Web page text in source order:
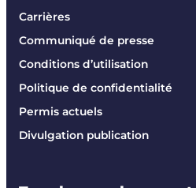
Carrières
Communiqué de presse
Conditions d’utilisation
Politique de confidentialité
Permis actuels
Divulgation publication